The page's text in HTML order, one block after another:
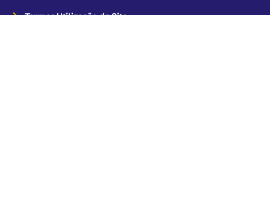
Termos Utilização do Site